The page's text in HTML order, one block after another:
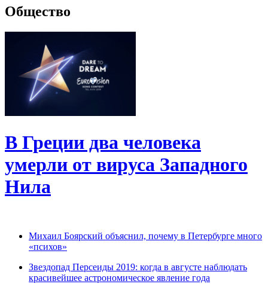
Общество
В Греции два человека
умерли от вируса Западного
Нила
Михаил Боярский объяснил, почему в Петербурге много
«психов»
Звездопад Персеиды 2019: когда в августе наблюдать
красивейшее астрономическое явление года